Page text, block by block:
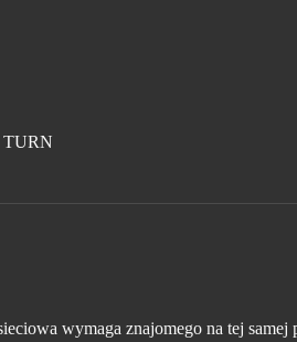
wymaga znajomego na tej